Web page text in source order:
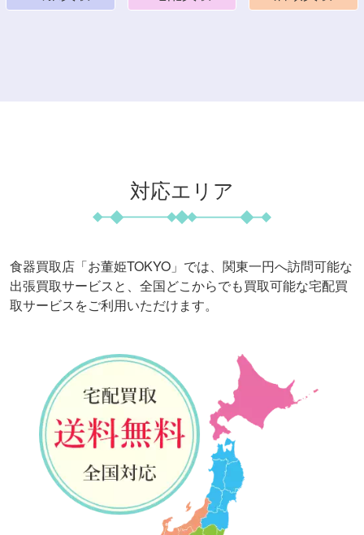
対応エリア
食器買取店「お董姫TOKYO」では、関東一円へ訪問可能な
出張買取サービスと、 全国どこからでも買取可能な宅配買
取サービスをご利用いただけます。